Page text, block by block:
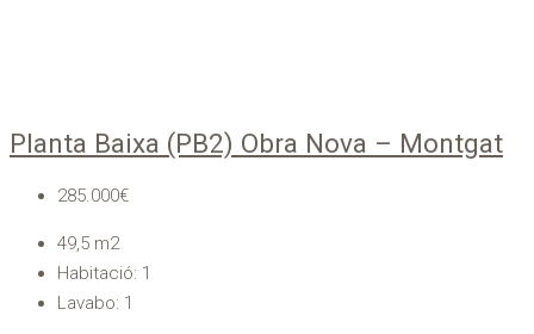
Planta Baixa (PB2) Obra Nova – Montgat
285.000€
49,5 m2
Habitació: 1
Lavabo: 1